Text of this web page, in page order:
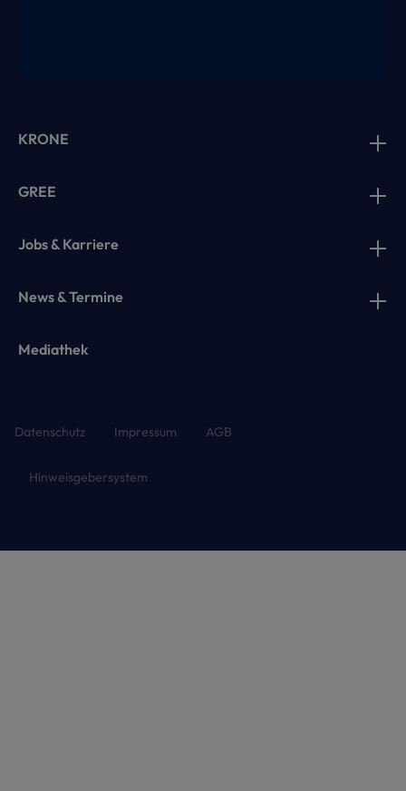
KRONE
GREE
Jobs & Karriere
News & Termine
Mediathek
Datenschutz Impressum AGB
Hinweisgebersystem